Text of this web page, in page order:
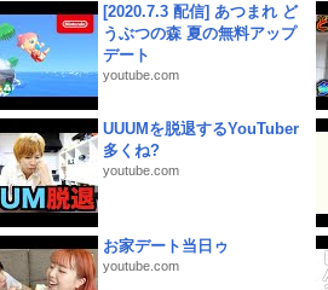
[2020.7.3 配信] あつまれ ど
うぶつの森 夏の無料アップ
デート
youtube.com
UUUMを脱退するYouTuber
多くね?
youtube.com
お家デート当日ゥ
youtube.com